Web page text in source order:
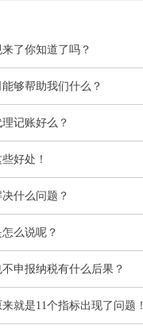
了你知道了吗？
够帮助我们什么？
记账好么？
好处！
什么问题？
么说呢？
申报纳税有什么后果？
就是11个指标出现了问题！